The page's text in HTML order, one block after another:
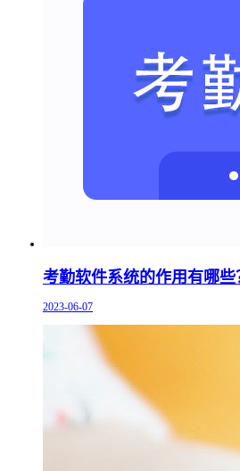
考勤软件系统的作用有哪些
2023-06-07